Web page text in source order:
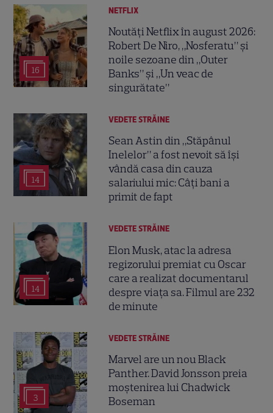
16
NETFLIX
Noutăți Netflix în august 2026:
Robert De Niro, „Nosferatu” și
noile sezoane din „Outer
Banks” și „Un veac de
singurătate”
14
VEDETE STRĂINE
Sean Astin din „Stăpânul
Inelelor” a fost nevoit să își
vândă casa din cauza
salariului mic: Câți bani a
primit de fapt
14
VEDETE STRĂINE
Elon Musk, atac la adresa
regizorului premiat cu Oscar
care a realizat documentarul
despre viața sa. Filmul are 232
de minute
3
VEDETE STRĂINE
Marvel are un nou Black
Panther. David Jonsson preia
moștenirea lui Chadwick
Boseman